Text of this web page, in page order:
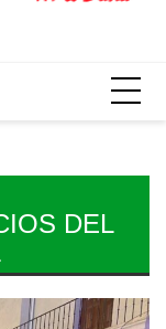
DEL